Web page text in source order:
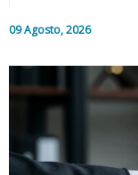
09 Agosto, 2026
Editorial
Nacional